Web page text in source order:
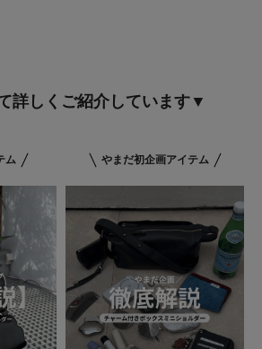
詳しくご紹介しています▼
ム やまだ初企画アイテム